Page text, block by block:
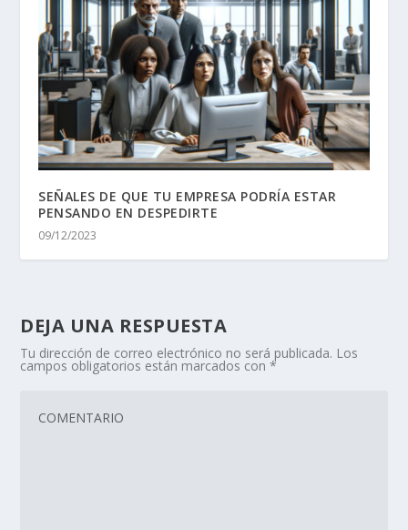
SEÑALES DE QUE TU EMPRESA PODRÍA ESTAR
PENSANDO EN DESPEDIRTE
09/12/2023
DEJA UNA RESPUESTA
Tu dirección de correo electrónico no será publicada. Los
campos obligatorios están marcados con*